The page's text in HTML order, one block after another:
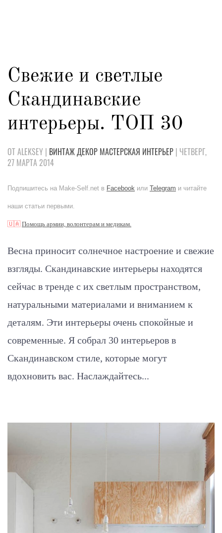
Свежие и светлые
Скандинавские
интерьеры. ТОП 30
ОТ ALEKSEY | ВИНТАЖДЕКОР МАСТЕРСКАЯ ИНТЕРЬЕР | ЧЕТВЕРГ,
27 МАРТА 2014
Подпишитесь на Make-Self.net в Facebook или Telegram и читайте
наши статьи первыми.
🇺🇦Помощь армии, волонтерам и медикам.
Весна приносит солнечное настроение и свежие
взгляды. Скандинавские интерьеры находятся
сейчас в тренде с их светлым пространством,
натуральными материалами и вниманием к
деталям. Эти интерьеры очень спокойные и
современные. Я собрал 30 интерьеров в
Скандинавском стиле, которые могут
вдохновить вас. Наслаждайтесь...